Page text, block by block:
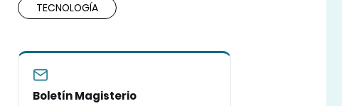
TECNOLOGÍA
Boletín Magisterio